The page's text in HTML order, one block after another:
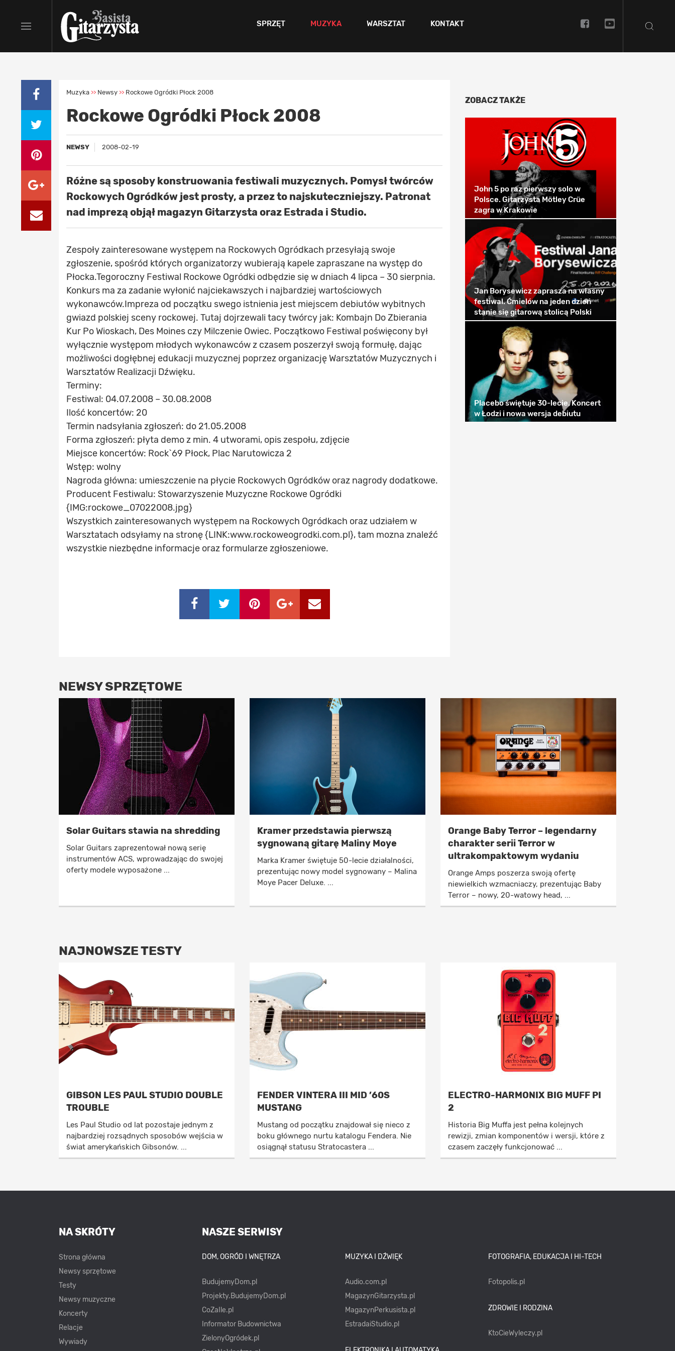
SPRZĘT MUZYKA WARSZTAT KONTAKT
Muzyka >> Newsy >> Rockowe Ogródki Płock 2008
Rockowe Ogródki Płock 2008
NEWSY 2008-02-19
Różne są sposoby konstruowania festiwali muzycznych. Pomysł twórców
Rockowych Ogródków jest prosty, a przez to najskuteczniejszy. Patronat
nad imprezą objął magazyn Gitarzysta oraz Estrada i Studio.
Zespoły zainteresowane występem na Rockowych Ogródkach przesyłają swoje
zgłoszenie, spośród których organizatorzy wubierają kapele zapraszane na występ do
Płocka.Tegoroczny Festiwal Rockowe Ogródki odbędzie się w dniach 4 lipca – 30 sierpnia.
Konkurs ma za zadanie wyłonić najciekawszych i najbardziej wartościowych
wykonawców.Impreza od początku swego istnienia jest miejscem debiutów wybitnych
gwiazd polskiej sceny rockowej. Tutaj dojrzewali tacy twórcy jak: Kombajn Do Zbierania
Kur Po Wioskach, Des Moines czy Milczenie Owiec. Początkowo Festiwal poświęcony był
wyłącznie występom młodych wykonawców z czasem poszerzył swoją formułę, dając
możliwości dogłębnej edukacji muzycznej poprzez organizację Warsztatów Muzycznych i
Warsztatów Realizacji Dźwięku.
Terminy:
Festiwal: 04.07.2008 – 30.08.2008
Ilość koncertów: 20
Termin nadsyłania zgłoszeń: do 21.05.2008
Forma zgłoszeń: płyta demo z min. 4 utworami, opis zespołu, zdjęcie
Miejsce koncertów: Rock`69 Płock, Plac Narutowicza 2
Wstęp: wolny
Nagroda główna: umieszczenie na płycie Rockowych Ogródków oraz nagrody dodatkowe.
Producent Festiwalu: Stowarzyszenie Muzyczne Rockowe Ogródki
{IMG:rockowe_07022008.jpg}
Wszystkich zainteresowanych występem na Rockowych Ogródkach oraz udziałem w
Warsztatach odsyłamy na stronę {LINK:www.rockoweogrodki.com.pl}, tam mozna znaleźć
wszystkie niezbędne informacje oraz formularze zgłoszeniowe.
ZOBACZ TAKŻE
John 5 po raz pierwszy solo w
Polsce. Gitarzysta Mötley Crüe
zagra w Krakowie
Jan Borysewicz zaprasza na własny
festiwal. Ćmielów na jeden dzień
stanie się gitarową stolicą Polski
Placebo świętuje 30-lecie. Koncert
w Łodzi i nowa wersja debiutu
NEWSY SPRZĘTOWE
Solar Guitars stawia na shredding
Solar Guitars zaprezentował nową serię
instrumentów ACS, wprowadzając do swojej
oferty modele wyposażone ...
Kramer przedstawia pierwszą
sygnowaną gitarę Maliny Moye
Marka Kramer świętuje 50-lecie działalności,
prezentując nowy model sygnowany – Malina
Moye Pacer Deluxe. ...
Orange Baby Terror – legendarny
charakter serii Terror w
ultrakompaktowym wydaniu
Orange Amps poszerza swoją ofertę
niewielkich wzmacniaczy, prezentując Baby
Terror – nowy, 20-watowy head, ...
NAJNOWSZE TESTY
GIBSON LES PAUL STUDIO DOUBLE
TROUBLE
Les Paul Studio od lat pozostaje jednym z
najbardziej rozsądnych sposobów wejścia w
świat amerykańskich Gibsonów. ...
FENDER VINTERA III MID ’60S
MUSTANG
Mustang od początku znajdował się nieco z
boku głównego nurtu katalogu Fendera. Nie
osiągnął statusu Stratocastera ...
ELECTRO-HARMONIX BIG MUFF PI
2
Historia Big Muffa jest pełna kolejnych
rewizji, zmian komponentów i wersji, które z
czasem zaczęły funkcjonować ...
NASZE SERWISY
DOM, OGRÓD I WNĘTRZA
BudujemyDom.pl
Projekty.BudujemyDom.pl
CoZaIle.pl
Informator Budownictwa
ZielonyOgródek.pl
MUZYKA I DŹWIĘK
Audio.com.pl
MagazynGitarzysta.pl
MagazynPerkusista.pl
EstradaiStudio.pl
FOTOGRAFIA, EDUKACJA I HI-TECH
Fotopolis.pl
ZDROWIE I RODZINA
KtoCieWyleczy.pl
NA SKRÓTY
Strona główna
Newsy sprzętowe
Testy
Newsy muzyczne
Koncerty
Relacje
Wywiady